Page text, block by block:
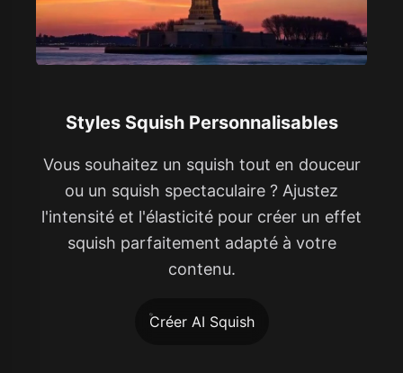
Styles Squish Personnalisables
Vous souhaitez un squish tout en douceur
ou un squish spectaculaire ? Ajustez
l'intensité et l'élasticité pour créer un effet
squish parfaitement adapté à votre
contenu.
Créer AI Squish